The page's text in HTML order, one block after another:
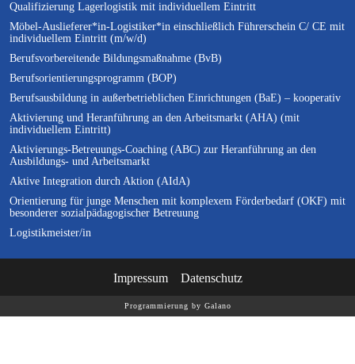
Qualifizierung Lagerlogistik mit individuellem Eintritt
Möbel-Auslieferer*in-Logistiker*in einschließlich Führerschein C/ CE mit
individuellem Eintritt (m/w/d)
Berufsvorbereitende Bildungsmaßnahme (BvB)
Berufsorientierungsprogramm (BOP)
Berufsausbildung in außerbetrieblichen Einrichtungen (BaE) – kooperativ
Aktivierung und Heranführung an den Arbeitsmarkt (AHA) (mit
individuellem Eintritt)
Aktivierungs-Betreuungs-Coaching (ABC) zur Heranführung an den
Ausbildungs- und Arbeitsmarkt
Aktive Integration durch Aktion (AIdA)
Orientierung für junge Menschen mit komplexem Förderbedarf (OKF) mit
besonderer sozialpädagogischer Betreuung
Logistikmeister/in
Impressum Datenschutz
Programmierung by Galano